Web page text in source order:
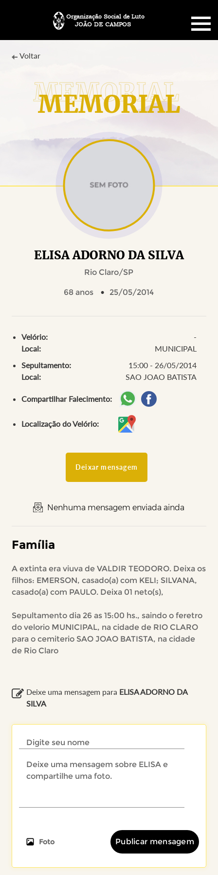
JOÃO DE CAMPOS
Organização Social de Luto
SOBRE NÓS
PLANO FUNERÁRIO
MENSAGENS
MEMORIAL
Voltar
ELISA ADORNO DA SILVA
Rio Claro/SP
68 anos 25/05/2014
Velório:
-
Local:
MUNICIPAL
Sepultamento:
15:00 - 26/05/2014
Local:
SAO JOAO BATISTA
Compartilhar Falecimento:
Localização do Velório:
Deixar mensagem
Nenhuma mensagem enviada ainda
Família
A extinta era viuva de VALDIR TEODORO. Deixa os
filhos: EMERSON, casado(a) com KELI; SILVANA,
casado(a) com PAULO. Deixa 01 neto(s),
Sepultamento dia 26 as 15:00 hs., saindo o feretro
do velorio MUNICIPAL, na cidade de RIO CLARO
para o cemiterio SAO JOAO BATISTA, na cidade
de Rio Claro
Deixe uma mensagem para ELISA ADORNO DA
SILVA
Foto Publicar mensagem